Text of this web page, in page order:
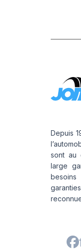
Depuis
sont au
large